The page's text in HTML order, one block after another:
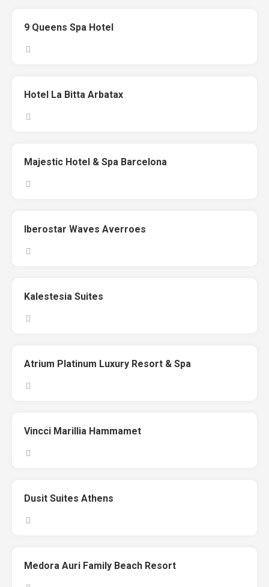
9 Queens Spa Hotel
Hotel La Bitta Arbatax
Majestic Hotel & Spa Barcelona
Iberostar Waves Averroes
Kalestesia Suites
Atrium Platinum Luxury Resort & Spa
Vincci Marillia Hammamet
Dusit Suites Athens
Medora Auri Family Beach Resort